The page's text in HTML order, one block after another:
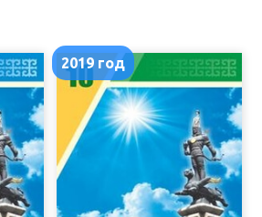
2019 год